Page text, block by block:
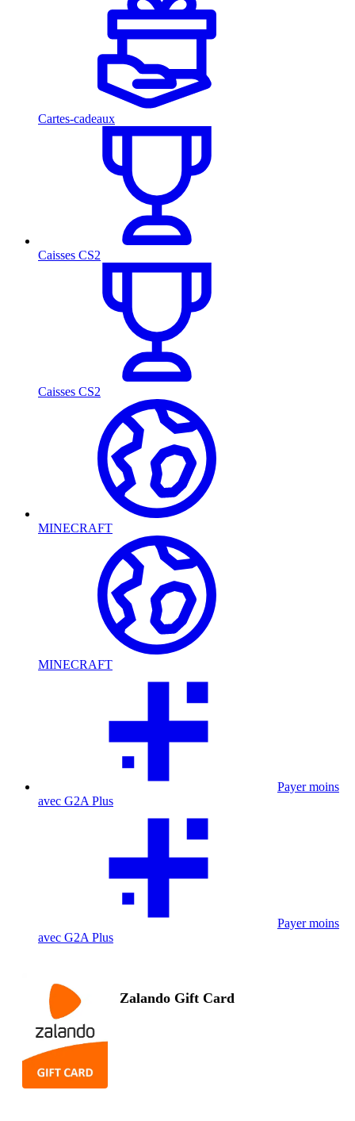
Cartes-cadeaux
Caisses CS2
Caisses CS2
MINECRAFT
MINECRAFT
Payer moins
avec G2A Plus
Payer moins
avec G2A Plus
Zalando Gift Card